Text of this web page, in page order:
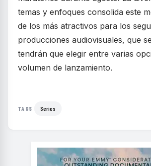
temas y enfoques consolida este
de los más atractivos para los
producciones audiovisuales, que
tendrán que elegir entre varias
volumen de lanzamiento.
TAGS Series